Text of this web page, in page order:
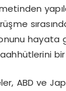
hayata
bir
ABD ve